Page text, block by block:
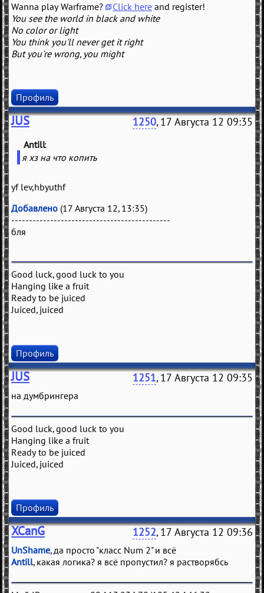
Wanna play Warframe? Click here and register!
You see the world in black and white
No color or light
You think you'll never get it right
But you're wrong, you might
Профиль
JUS 1250, 17 Августа 12 09:35
Antill
я хз на что копить
yf lev,hbyuthf
Добавлено (17 Августа 12, 13:35)
---------------------------------------------
бля
Good luck, good luck to you
Hanging like a fruit
Ready to be juiced
Juiced, juiced
Профиль
JUS 1251, 17 Августа 12 09:35
на думбрингера
Good luck, good luck to you
Hanging like a fruit
Ready to be juiced
Juiced, juiced
Профиль
XCanG 1252, 17 Августа 12 09:36
UnShame, да просто "класс Num 2" и всё
Antill, какая логика? я всё пропустил? я растворябсь